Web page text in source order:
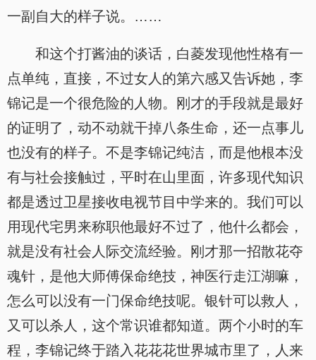
一副自大的样子说。……
和这个打酱油的谈话，白菱发现他性格有一
点单纯，直接，不过女人的第六感又告诉她，李
锦记是一个很危险的人物。刚才的手段就是最好
的证明了，动不动就干掉八条生命，还一点事儿
也没有的样子。不是李锦记纯洁，而是他根本没
有与社会接触过，平时在山里面，许多现代知识
都是透过卫星接收电视节目中学来的。我们可以
用现代宅男来称职他最好不过了，他什么都会，
就是没有社会人际交流经验。刚才那一招散花夺
魂针，是他大师傅保命绝技，神医行走江湖嘛，
怎么可以没有一门保命绝技呢。银针可以救人，
又可以杀人，这个常识谁都知道。两个小时的车
程，李锦记终于踏入花花花世界城市里了，人来